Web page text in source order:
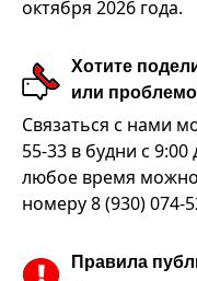
октября 2026 года.
Хотите
или
Связаться с нами
55-33 в будни с
любое время
номеру 8 (930) 074-
Правила